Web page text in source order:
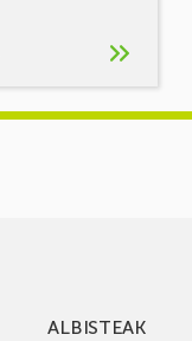
ALBISTEAK